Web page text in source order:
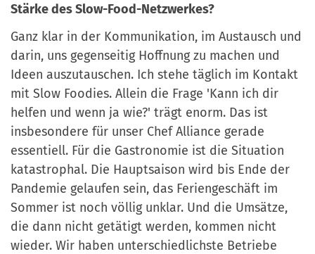
Stärke des Slow-Food-Netzwerkes?
Ganz klar in der Kommunikation, im Austausch und
darin, uns gegenseitig Hoffnung zu machen und
Ideen auszutauschen. Ich stehe täglich im Kontakt
mit Slow Foodies. Allein die Frage 'Kann ich dir
helfen und wenn ja wie?' trägt enorm. Das ist
insbesondere für unser Chef Alliance gerade
essentiell. Für die Gastronomie ist die Situation
katastrophal. Die Hauptsaison wird bis Ende der
Pandemie gelaufen sein, das Feriengeschäft im
Sommer ist noch völlig unklar. Und die Umsätze,
die dann nicht getätigt werden, kommen nicht
wieder. Wir haben unterschiedlichste Betriebe